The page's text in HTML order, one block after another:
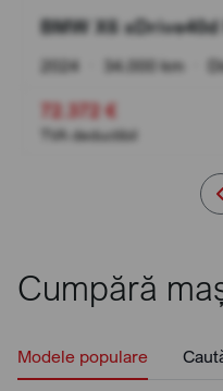
BMW X6
2024 34.000 km
72.372 €
TVA deductibil
Cumpără
Modele populare